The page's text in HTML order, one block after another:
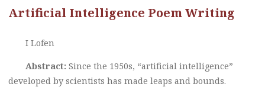
Artificial Intelligence Poem Writing
I Lofen
Abstract: Since the 1950s, “artificial intelligence”
developed by scientists has made leaps and bounds.